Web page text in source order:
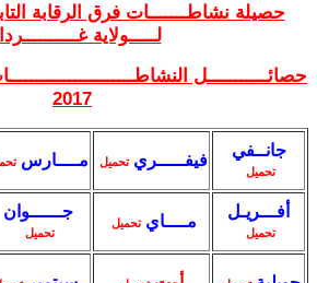
فرق الرقابة التابعة لمديرية
لـــــولاية غــــــــــرداية
النشاطـــــــــــــــــــــــات خــــلال
فيفـــــري تحميل مــــارستحميل
الثلاثي
تحميل
مــــاي تحميل
جــــــوان
تحميل
الثلاثي
تحميل